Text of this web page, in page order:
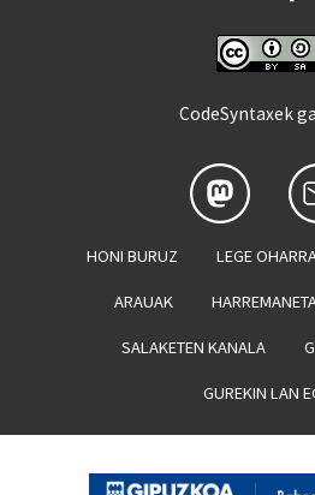
CodeSyntaxek
HONI BURUZ LEGE
ARAUAK
SALAKETEN KANALA
GUREKIN LAN